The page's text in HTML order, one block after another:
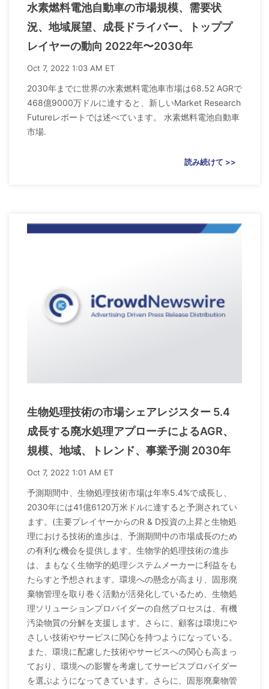
水素燃料電池自動車の市場規模、需要状
況、地域展望、成長ドライバー、トッププ
レイヤーの動向 2022年〜2030年
Oct 7, 2022 1:03 AM ET
2030年までに世界の水素燃料電池車市場は68.52 AGRで
468億9000万ドルに達すると、新しいMarket Research
Futureレポートでは述べています。 水素燃料電池自動車
市場.
読み続けて >>
生物処理技術の市場シェアレジスター 5.4
成長する廃水処理アプローチによるAGR、
規模、地域、トレンド、事業予測 2030年
Oct 7, 2022 1:01 AM ET
予測期間中、生物処理技術市場は年率5.4%で成長し、
2030年には41億6120万米ドルに達すると予測されてい
ます。(主要プレイヤーからのR & D投資の上昇と生物処
理における技術的進歩は、予測期間中の市場成長のため
の有利な機会を提供します。生物学的処理技術の進歩
は、まもなく生物学的処理システムメーカーに利益をも
たらすと予想されます。環境への懸念が高まり、固形廃
棄物管理を取り巻く活動が活発化しているため、生物処
理ソリューションプロバイダーの自然プロセスは、有機
汚染物質の分解を支援します。さらに、顧客は環境にや
さしい技術やサービスに関心を持つようになっている。
また、環境に配慮した技術やサービスへの関心も高まっ
ており、環境への影響を考慮してサービスプロバイダー
を選ぶようになってきています。さらに、固形廃棄物管